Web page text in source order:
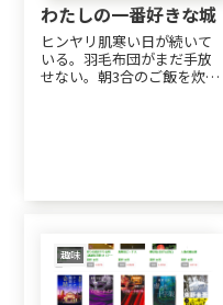
わたしの一番好きな城
ヒンヤリ肌寒い日が続いて
いる。羽毛布団がまだ手放
せない。朝3合のご飯を炊い
お城が大好き。14年前に撮...
趣味